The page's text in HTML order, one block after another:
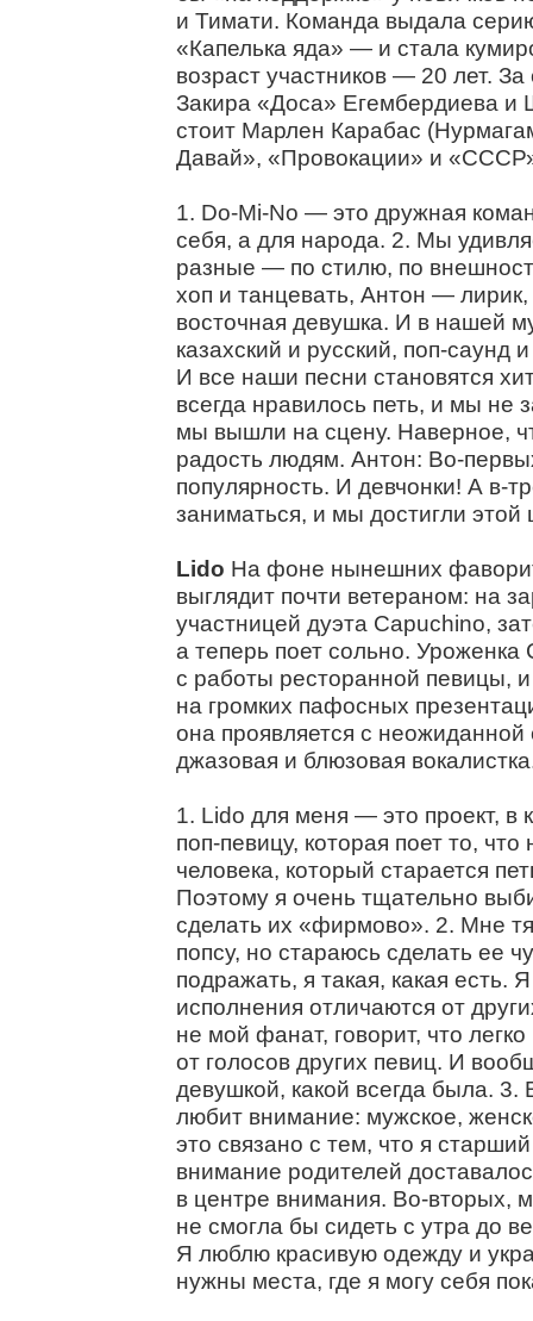
и Тимати. Команда выдала
«Капелька яда» — и стала
возраст участников — 20 лет.
Закира «Доса» Егембердиева и
стоит Марлен Карабас
Давай», «Провокации» и
1. Do-Mi-No — это дружная
себя, а для народа. 2. Мы
разные — по стилю, по
хоп и танцевать, Антон —
восточная девушка. И в нашей
казахский и русский, поп-
И все наши песни становятся
всегда нравилось петь, и мы не
мы вышли на сцену. Наверное,
радость людям. Антон: Во-
популярность. И девчонки! А в-
заниматься, и мы достигли этой
Lido На фоне нынешних
выглядит почти ветераном: на
участницей дуэта Capuchino,
а теперь поет сольно.
с работы ресторанной певицы,
на громких пафосных
она проявляется с
джазовая и блюзовая
1. Lido для меня — это проект, в
поп-певицу, которая поет то,
человека, который старается
Поэтому я очень тщательно
сделать их «фирмово». 2. Мне
попсу, но стараюсь сделать ее
подражать, я такая, какая
исполнения отличаются от
не мой фанат, говорит, что
от голосов других певиц. И
девушкой, какой всегда была.
любит внимание: мужское,
это связано с тем, что я
внимание родителей
в центре внимания. Во-вторых,
не смогла бы сидеть с утра до
Я люблю красивую одежду и
нужны места, где я могу себя